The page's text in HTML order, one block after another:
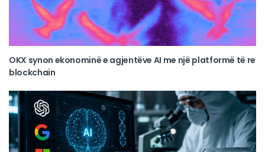
OKX synon ekonominë e agjentëve AI me një platformë të re
blockchain